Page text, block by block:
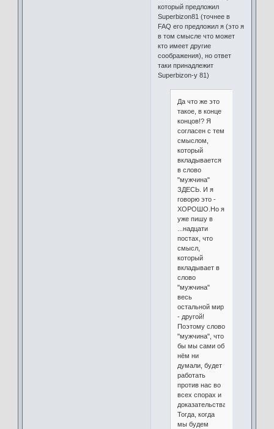
который предложил
Superbizon81 (точнее в
FAQ его предложил я (это я
в том смысле что может
кто имеет другие
соображения), но ответ
таки принадлежит
Superbizon-у 81)
Да что же это
такое, в конце
концов!? Я
согласен с тем
смыслом,
который
вкладывается
в слово
"мужчина"
ЗДЕСЬ. И я
говорю это -
ХОРОШО.Но я
уже пишу в
...надцати
постах, что
смысл,
который
вкладывает в
слово
"мужчина"
весь
остальной мир
- другой!
Поэтому слово
"мужчина", что
бы мы сами об
нём ни
думали, будет
работать
против нас во
всех спорах и
доказательствах.
Тогда, когда
мы будем